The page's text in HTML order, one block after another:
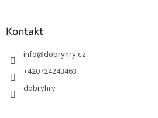
Kontakt
info@dobryhry.cz
+420724243463
dobryhry